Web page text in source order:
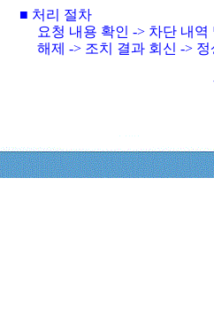
■ 처리 절차
요청 내용 확인 -> 차단 내
해제 -> 조치 결과 회신 ->